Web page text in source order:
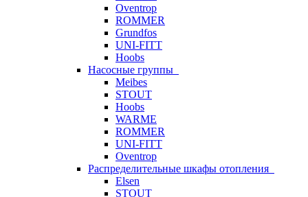
Oventrop
ROMMER
Grundfos
UNI-FITT
Hoobs
Насосные группы
Meibes
STOUT
Hoobs
WARME
ROMMER
UNI-FITT
Oventrop
Распределительные шкафы отопления
Elsen
STOUT